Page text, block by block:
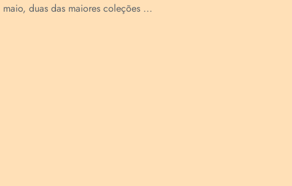
maio, duas das maiores coleções ...